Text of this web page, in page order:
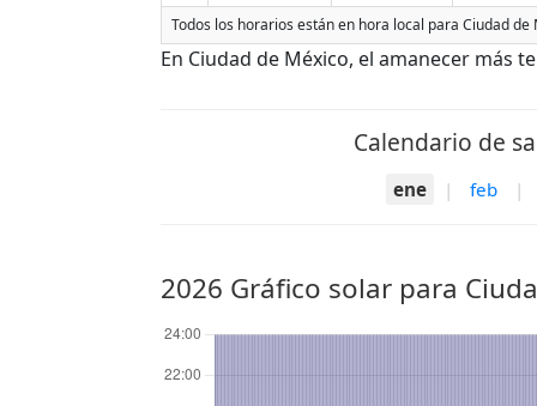
Todos los horarios están en hora local para Ciudad
En Ciudad de México, el amanecer más
Calendario de
ene | feb |
2026 Gráfico solar para